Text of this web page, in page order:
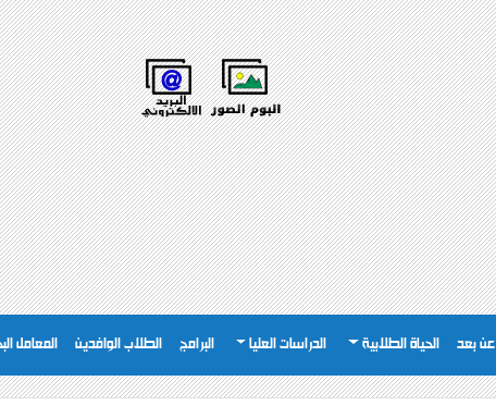
عن بعد الحياة الطلابية الدراسات العليا البرامج الطلاب الوافدين المعامل